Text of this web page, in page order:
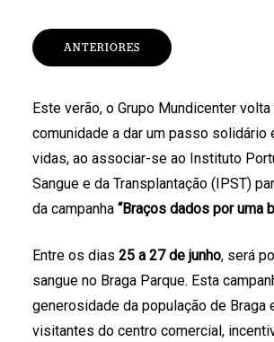
ANTERIORES
Este verão, o Grupo Mundicenter volta
comunidade a dar um passo solidário
vidas, ao associar-se ao Instituto
Sangue e da Transplantação (IPST)
da campanha “Braços dados por uma
Entre os dias 25 a 27 de junho, será
sangue no Braga Parque. Esta
generosidade da população de Braga
visitantes do centro comercial,